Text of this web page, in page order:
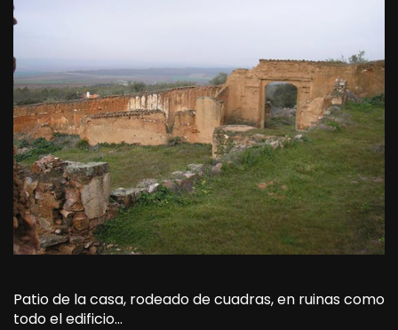
Patio de la casa, rodeado de cuadras, en ruinas como
todo el edificio…